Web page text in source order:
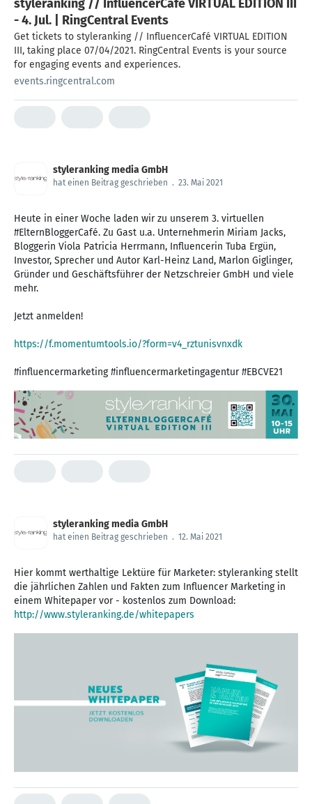
styleranking // InfluencerCafé VIRTUAL EDITION III
- 4. Jul. | RingCentral Events
Get tickets to styleranking // InfluencerCafé VIRTUAL EDITION
III, taking place 07/04/2021. RingCentral Events is your source
for engaging events and experiences.
events.ringcentral.com
styleranking media GmbH
hat einen Beitrag geschrieben . 23. Mai 2021
Heute in einer Woche laden wir zu unserem 3. virtuellen
#ElternBloggerCafé. Zu Gast u.a. Unternehmerin Miriam Jacks,
Bloggerin Viola Patricia Herrmann, Influencerin Tuba Ergün,
Investor, Sprecher und Autor Karl-Heinz Land, Marlon Giglinger,
Gründer und Geschäftsführer der Netzschreier GmbH und viele
mehr.
Jetzt anmelden!
https://f.momentumtools.io/?form=v4_rztunisvnxdk
#influencermarketing #influencermarketingagentur #EBCVE21
styleranking media GmbH
hat einen Beitrag geschrieben . 12. Mai 2021
Hier kommt werthaltige Lektüre für Marketer: styleranking stellt
die jährlichen Zahlen und Fakten zum Influencer Marketing in
einem Whitepaper vor - kostenlos zum Download:
http://www.styleranking.de/whitepapers